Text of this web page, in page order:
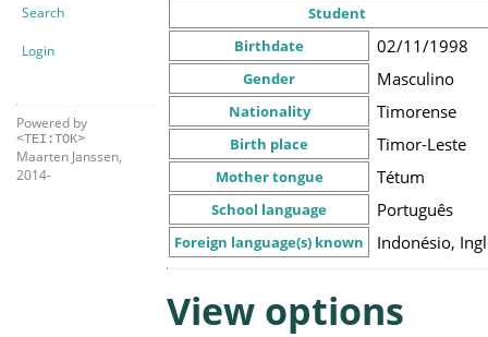
Search
Login
Powered by
<TEI:TOK>
Maarten Janssen,
2014-
Student
Birthdate
02/11/1998
Gender Masculino
Nationality Timorense
Birth place Timor-Leste
Mother tongue Tétum
School language Português
Foreign language(s) known Indonésio,
View options